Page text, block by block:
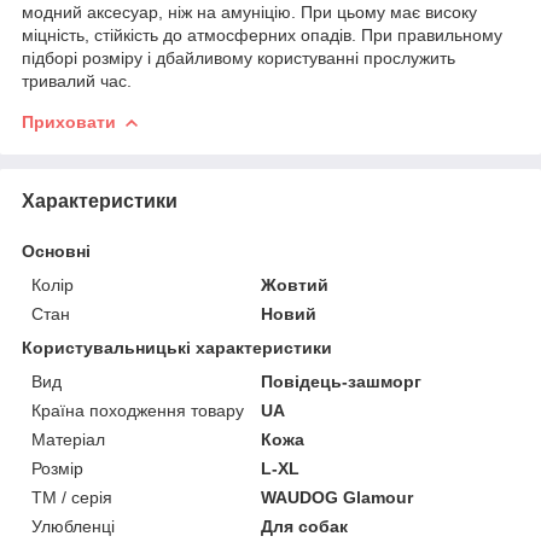
модний аксесуар, ніж на амуніцію. При цьому має високу
міцність, стійкість до атмосферних опадів. При правильному
підборі розміру і дбайливому користуванні прослужить
тривалий час.
Приховати
Характеристики
Основні
Колір
Жовтий
Стан
Новий
Користувальницькі характеристики
Вид
Повідець-зашморг
Країна походження товару
UA
Матеріал
Кожа
Розмір
L-XL
ТМ / серія
WAUDOG Glamour
Улюбленці
Для собак